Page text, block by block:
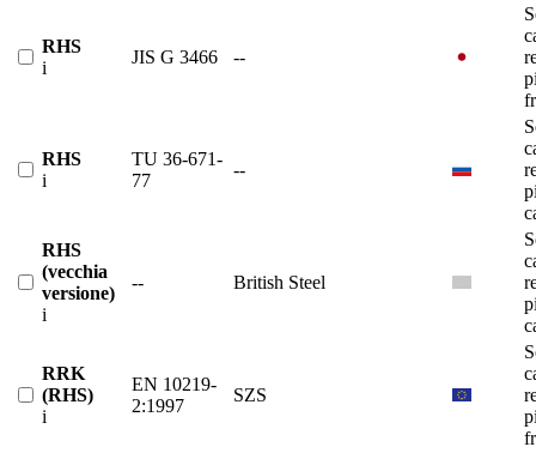
RHS
i
JIS G 3466 --
RHS
i
TU 36-671-
77
--
RHS
(vecchia
versione)
i
-- British Steel
RRK
(RHS)
i
EN 10219-
2:1997
SZS